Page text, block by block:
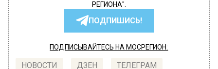
РЕГИОНА".
ПОДПИШИСЬ!
ПОДПИСЫВАЙТЕСЬ НА МОСРЕГИОН:
НОВОСТИ ДЗЕН ТЕЛЕГРАМ